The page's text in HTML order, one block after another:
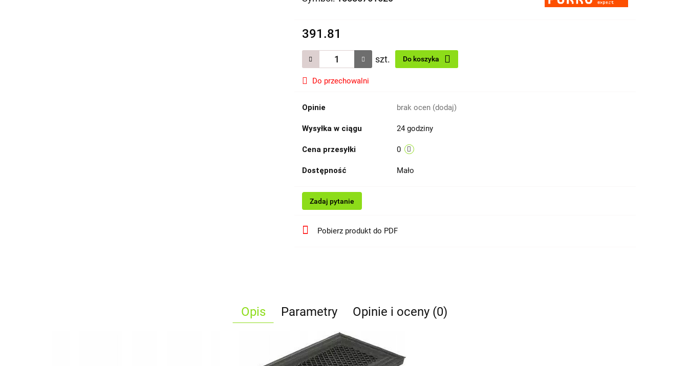
391.81
szt. Do koszyka
Do przechowalni
Opinie brak ocen (dodaj)
Wysyłka w ciągu 24 godziny
Cena przesyłki 0
Dostępność Mało
Zadaj pytanie
Pobierz produkt do PDF
Opis Parametry Opinie i oceny (0)